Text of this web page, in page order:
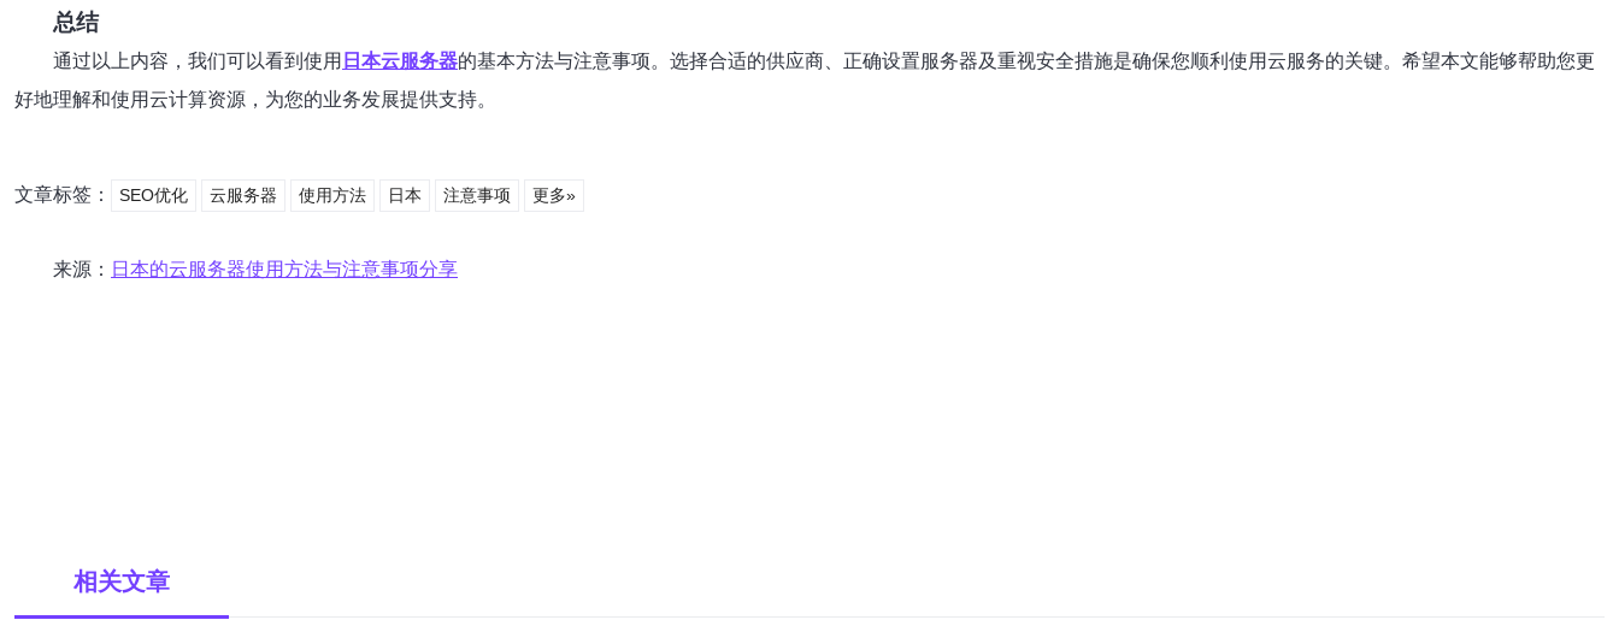
总结
通过以上内容，我们可以看到使用 日本云服务器的基本方法与注意事项。选择合适的供应商、正确设置服务器及重视安全措施是确保您顺利使用云服务的关键。希望本文能够帮助您更
好地理解和使用云计算资源，为您的业务发展提供支持。
文章标签： SEO优化 云服务器 使用方法 日本 注意事项 更多»
来源： 日本的云服务器使用方法与注意事项分享
相关文章